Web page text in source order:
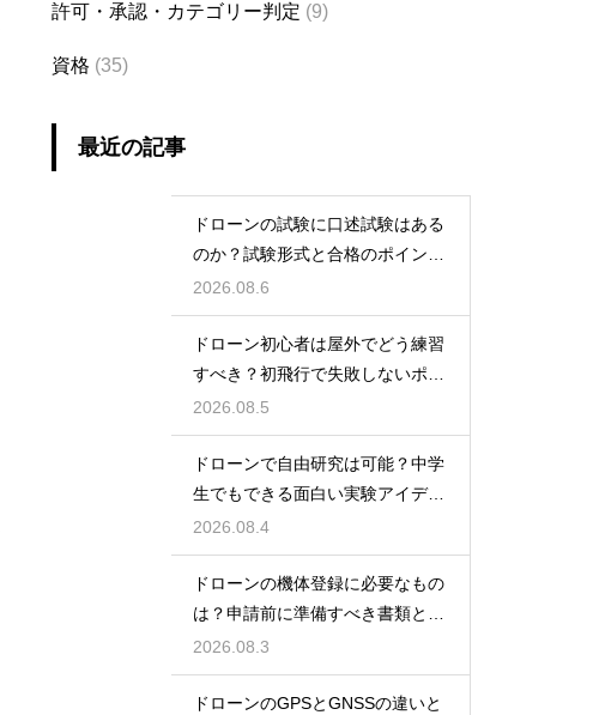
許可・承認・カテゴリー判定 (9)
資格 (35)
最近の記事
ドローンの試験に口述試験はある
のか？試験形式と合格のポイント
を解説
2026.08.6
ドローン初心者は屋外でどう練習
すべき？初飛行で失敗しないポイ
ント
2026.08.5
ドローンで自由研究は可能？中学
生でもできる面白い実験アイデア
を紹介
2026.08.4
ドローンの機体登録に必要なもの
は？申請前に準備すべき書類と情
報
2026.08.3
ドローンのGPSとGNSSの違いと